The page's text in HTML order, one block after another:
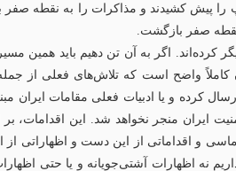
را پیش کشیدند و مذاکرات را به نقطه
صفر بازگشت.
به این معناست که غربی‌ها ما را وارد آغاز یک راه حداقل ۲۲ ساله دیگر
واضح است که تلاش‌های فعلی از
و یا ادبیات فعلی مقامات ایران
منجر نخواهد شد. این‌ اقدامات، بر
مذاکره و دیپلماسی است. ۲۲ سال مذاکره و دیپلماسی و
نه اظهارات آشتی‌جویانه و یا حتی